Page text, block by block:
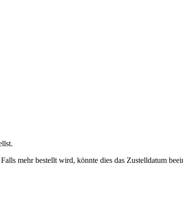
mehr bestellt wird, könnte dies das Zustelldatum